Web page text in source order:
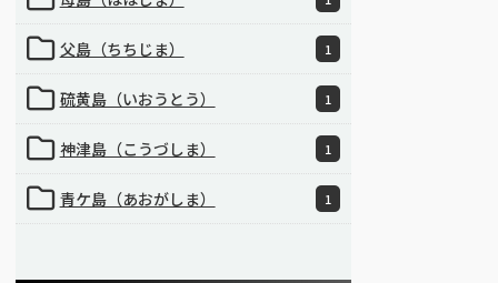
父島（ちちじま） 1
硫黄島（いおうとう） 1
神津島（こうづしま） 1
青ケ島（あおがしま） 1